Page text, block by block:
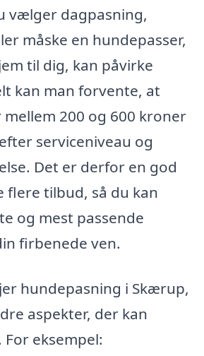
vælger dagpasning,
måske en hundepasser,
til dig, kan påvirke
kan man forvente, at
200 og 600 kroner
serviceniveau og
Det er derfor en god
flere tilbud, så du kan
og mest passende
firbenede ven.
hundepasning i Skærup,
aspekter, der kan
eksempel: